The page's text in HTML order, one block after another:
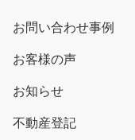
お問い合わせ事例
お客様の声
お知らせ
不動産登記